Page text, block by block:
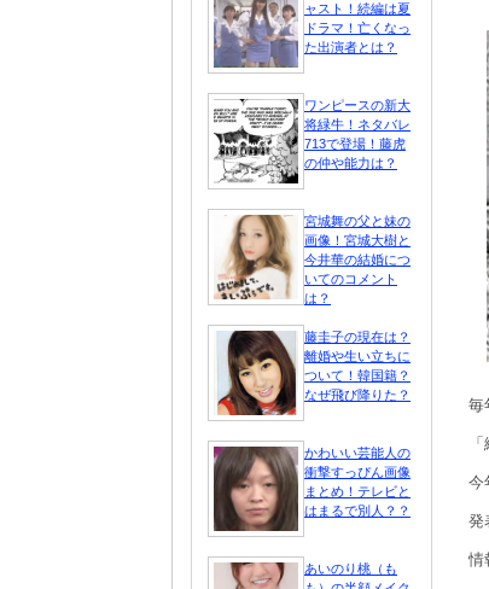
毎
今
発
情
ャスト！続編は夏
ドラマ！亡くなっ
た出演者とは？
ワンピースの新大
将緑牛！ネタバレ
713で登場！藤虎
の仲や能力は？
宮城舞の父と妹の
画像！宮城大樹と
今井華の結婚につ
いてのコメント
は？
藤圭子の現在は？
離婚や生い立ちに
ついて！韓国籍？
なぜ飛び降りた？
かわいい芸能人の
衝撃すっぴん画像
まとめ！テレビと
はまるで別人？？
あいのり桃（も